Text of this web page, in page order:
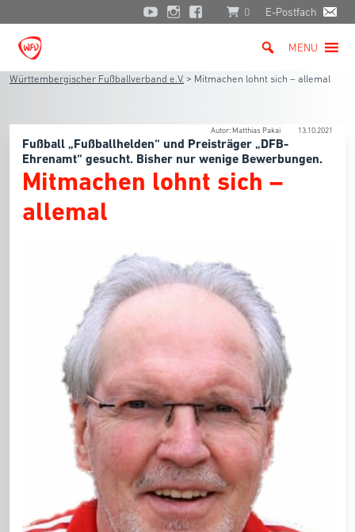
0 E-Postfach
MENU
Württembergischer Fußballverband e.V. > Mitmachen lohnt sich – allemal
Autor: Matthias Pakai 13.10.2021
Fußball „Fußballhelden“ und Preisträger „DFB-
Ehrenamt“ gesucht. Bisher nur wenige Bewerbungen.
Mitmachen lohnt sich –
allemal